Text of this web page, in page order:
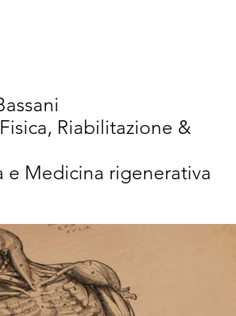
Riabilitazione &
e Medicina rigenerativa